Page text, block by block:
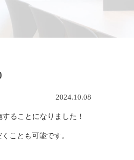
2024.10.08
ることになりました！
ことも可能です。